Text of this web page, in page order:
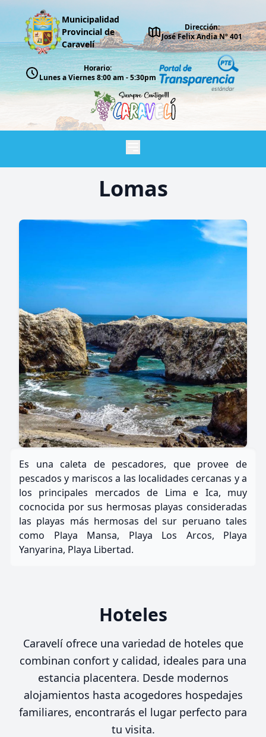
Municipalidad
Provincial de
Caravelí
Dirección:
José Felix Andia Nº 401
Horario:
Lunes a Viernes 8:00 am - 5:30pm
Lomas
Es una caleta de pescadores, que provee de
pescados y mariscos a las localidades cercanas y a
los principales mercados de Lima e Ica, muy
cocnocida por sus hermosas playas consideradas
las playas más hermosas del sur peruano tales
como Playa Mansa, Playa Los Arcos, Playa
Yanyarina, Playa Libertad.
Hoteles
Caravelí ofrece una variedad de hoteles que
combinan confort y calidad, ideales para una
estancia placentera. Desde modernos
alojamientos hasta acogedores hospedajes
familiares, encontrarás el lugar perfecto para
tu visita.